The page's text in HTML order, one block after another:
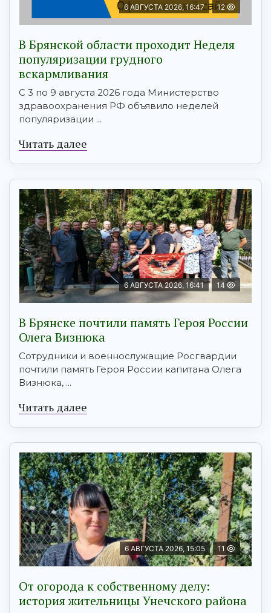
6 АВГУСТА 2026, 16:47 12
В Брянской области проходит Неделя
популяризации грудного
вскармливания
С 3 по 9 августа 2026 года Министерство
здравоохранения РФ объявило неделей
популяризации ...
Читать далее
6 АВГУСТА 2026, 16:41 14
В Брянске почтили память Героя России
Олега Визнюка
Сотрудники и военнослужащие Росгвардии
почтили память Героя России капитана Олега
Визнюка, ...
Читать далее
6 АВГУСТА 2026, 15:05 11
От огорода к собственному делу:
история жительницы Унечского района